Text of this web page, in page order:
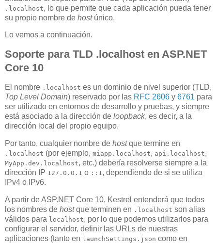
.localhost, lo que permite que cada aplicación pueda tener
su propio nombre de hostúnico.
Lo vemos a continuación.
Soporte para TLD .localhost en ASP.NET
Core 10
El nombre .localhost es un dominio de nivel superior (TLD,
Top Level Domain) reservado por las RFC 2606 y 6761 para
ser utilizado en entornos de desarrollo y pruebas, y siempre
está asociado a la dirección de loopback, es decir, a la
dirección local del propio equipo.
Por tanto, cualquier nombre de hostque termine en
.localhost (por ejemplo, miapp.localhost, api.localhost,
MyApp.dev.localhost, etc.) debería resolverse siempre a la
dirección IP 127.0.0.1 o ::1 , dependiendo de si se utiliza
IPv4 o IPv6.
A partir de ASP.NET Core 10, Kestrel entenderá que todos
los nombres de hostque terminen en .localhost son alias
válidos para localhost, por lo que podemos utilizarlos para
configurar el servidor, definir las URLs de nuestras
aplicaciones (tanto en launchSettings.json como en